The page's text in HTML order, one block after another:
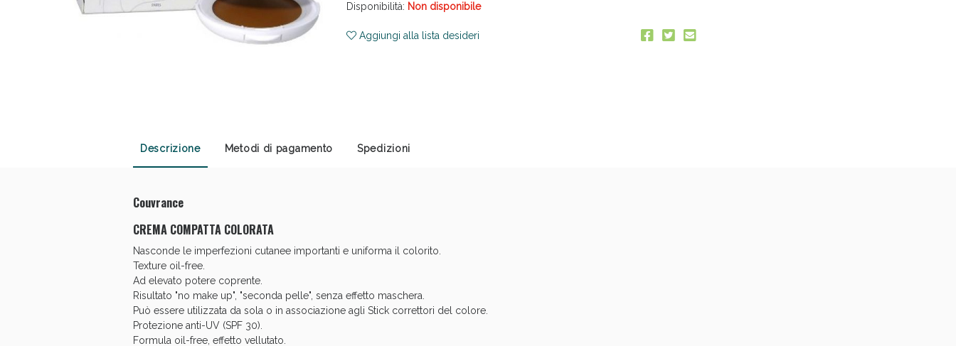
Disponibilità: Non disponibile
Aggiungi alla lista desideri
Descrizione Metodi di pagamento Spedizioni
Couvrance
CREMA COMPATTA COLORATA
Nasconde le imperfezioni cutanee importanti e uniforma il colorito.
Texture oil-free.
Ad elevato potere coprente.
Risultato "no make up", "seconda pelle", senza effetto maschera.
Può essere utilizzata da sola o in associazione agli Stick correttori del colore.
Protezione anti-UV (SPF 30).
Formula oil-free, effetto vellutato.
Salini e Multivitaminici: oggi Sconto extra fino al 50%!